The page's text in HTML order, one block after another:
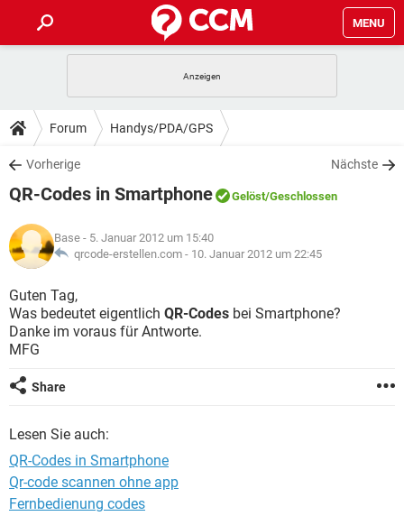
MENU
ANDROID IOS
WINDOWS 10
WHATSAPP TIKTOK
FACEBOOK
TIPPS & TRICKS
SPIELE STREAMING
WHATSAPP
FACEBOOK
DOWNLOADS
SPIELE STREAMING
ANDROID
WINDOWS 10 INSTAGRAM
WHATSAPP
FACEBOOK HARDWARE
FORUM
SPIELE
ANDROID
WINDOWS 10
WHATSAPP
LEXIKON
SPIELE
ANDROID IOS
WINDOWS 10
WHATSAPP
Forum Handys/PDA/GPS
Vorherige Nächste
QR-Codes in Smartphone Gelöst/Geschlossen
Base - 5. Januar 2012 um 15:40
qrcode-erstellen.com - 10. Januar 2012 um 22:45
Guten Tag,
Was bedeutet eigentlich QR-Codes bei Smartphone?
Danke im voraus für Antworte.
MFG
Share
Lesen Sie auch:
QR-Codes in Smartphone
Qr-code scannen ohne app
Fernbedienung codes